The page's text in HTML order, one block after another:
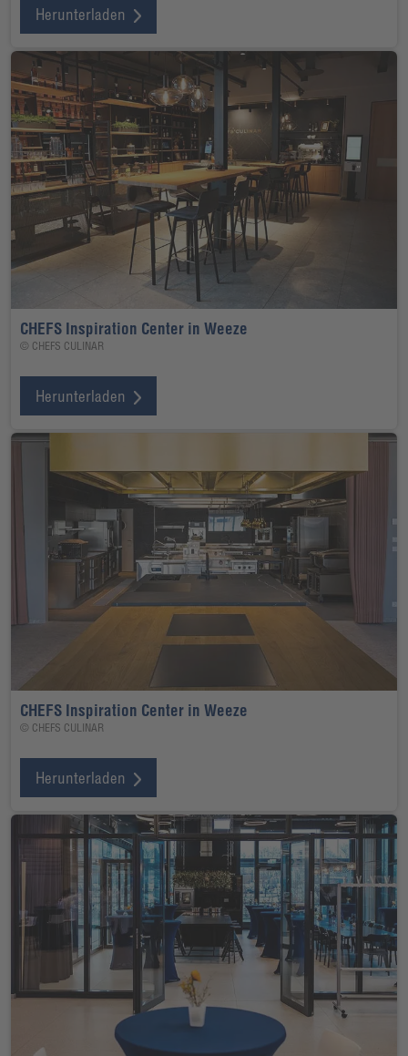
Herunterladen
CHEFS Inspiration Center in Weeze
© CHEFS CULINAR
Herunterladen
CHEFS Inspiration Center in Weeze
© CHEFS CULINAR
Herunterladen